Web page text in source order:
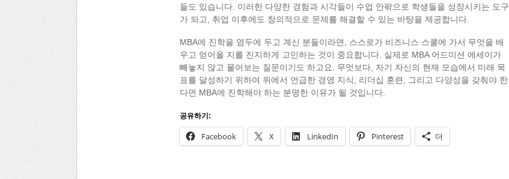
들도 있습니다. 이러한 다양한 경험과 시각들이 수업 안팎으로 학생들을 성장시키는 도구
가 되고, 취업 이후에도 창의적으로 문제를 해결할 수 있는 바탕을 제공합니다.
MBA에 진학을 염두에 두고 계신 분들이라면, 스스로가 비즈니스 스쿨에 가서 무엇을 배
우고 얻어올 지를 진지하게 고민하는 것이 중요합니다. 실제로 MBA 어드미션 에세이가
빼놓지 않고 물어보는 질문이기도 하고요. 무엇보다, 자기 자신의 현재 모습에서 미래 목
표를 달성하기 위하여 위에서 언급한 경영 지식, 리더십 훈련, 그리고 다양성을 갖춰야 한
다면 MBA에 진학해야 하는 분명한 이유가 될 것입니다.
공유하기:
Facebook X LinkedIn Pinterest 더